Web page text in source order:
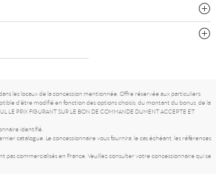
les locaux de la concession mentionnée. Offre réservée aux particuliers
d’être modifié en fonction des options choisis, du montant du bonus, de la
PRIX FIGURANT SUR LE BON DE COMMANDE DUMENT ACCEPTE ET
identifié.
catalogue. Le concessionnaire vous fournira, le cas échéant, les références
commercialisés en France. Veuillez consulter votre concessionnaire qui se